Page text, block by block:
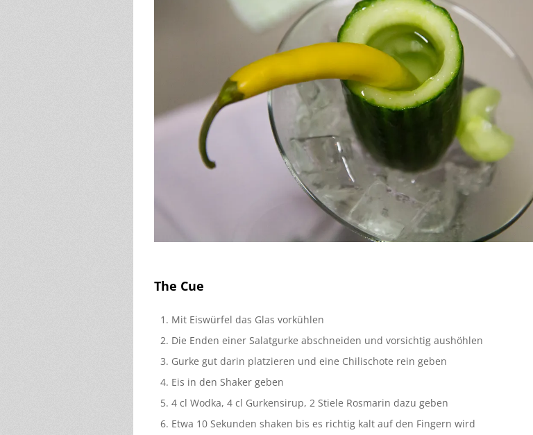
The Cue
Mit Eiswürfel das Glas vorkühlen
Die Enden einer Salatgurke abschneiden und vorsichtig aushöhlen
Gurke gut darin platzieren und eine Chilischote rein geben
Eis in den Shaker geben
4 cl Wodka, 4 cl Gurkensirup, 2 Stiele Rosmarin dazu geben
Etwa 10 Sekunden shaken bis es richtig kalt auf den Fingern wird